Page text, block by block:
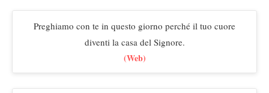
Preghiamo con te in questo giorno perché il tuo cuore
diventi la casa del Signore.
(Web)